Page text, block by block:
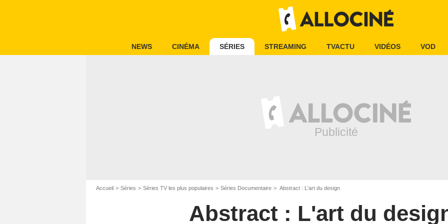
NEWS CINÉMA SÉRIES STREAMING TVACTU VIDÉOS VOD
Accueil Séries Séries TV les plus populaires Séries Documentaire Abstract : L'art du design
Abstract : L'art du